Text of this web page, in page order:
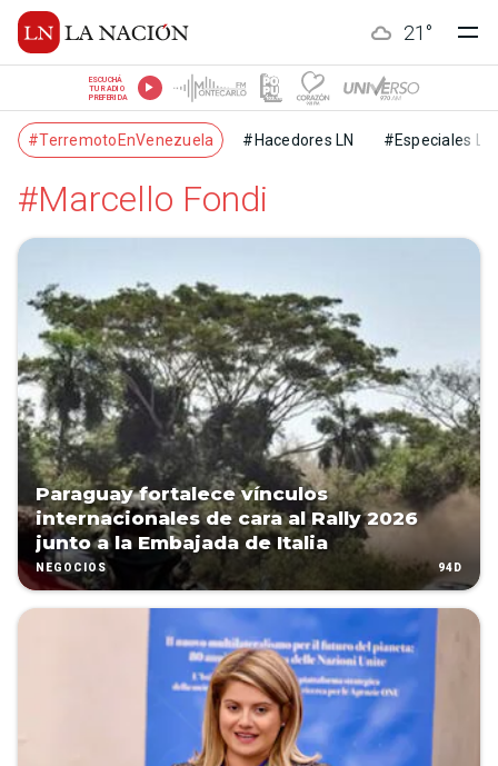
21 °
ESCUCHÁ
TU RADIO
PREFERIDA
#TerremotoEnVenezuela #Hacedores LN #Especiales LN
#Marcello Fondi
Paraguay fortalece vínculos
internacionales de cara al Rally 2026
junto a la Embajada de Italia
NEGOCIOS 94D